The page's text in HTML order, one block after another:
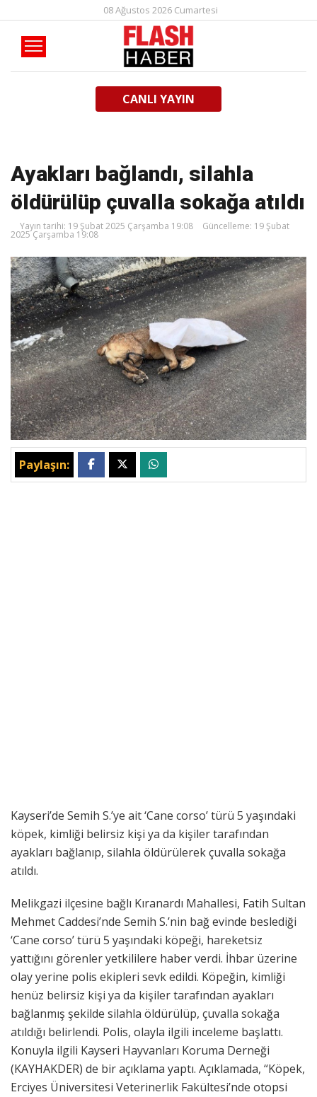
08 Ağustos 2026 Cumartesi
CANLI YAYIN
Ayakları bağlandı, silahla
öldürülüp çuvalla sokağa atıldı
Yayın tarihi: 19 Şubat 2025 Çarşamba 19:08 Güncelleme: 19 Şubat
2025 Çarşamba 19:08
Paylaşın:
Kayseri’de Semih S.’ye ait ‘Cane corso’ türü 5 yaşındaki
köpek, kimliği belirsiz kişi ya da kişiler tarafından
ayakları bağlanıp, silahla öldürülerek çuvalla sokağa
atıldı.
Melikgazi ilçesine bağlı Kıranardı Mahallesi, Fatih Sultan
Mehmet Caddesi’nde Semih S.’nin bağ evinde beslediği
‘Cane corso’ türü 5 yaşındaki köpeği, hareketsiz
yattığını görenler yetkililere haber verdi. İhbar üzerine
olay yerine polis ekipleri sevk edildi. Köpeğin, kimliği
henüz belirsiz kişi ya da kişiler tarafından ayakları
bağlanmış şekilde silahla öldürülüp, çuvalla sokağa
atıldığı belirlendi. Polis, olayla ilgili inceleme başlattı.
Konuyla ilgili Kayseri Hayvanları Koruma Derneği
(KAYHAKDER) de bir açıklama yaptı. Açıklamada, “Köpek,
Erciyes Üniversitesi Veterinerlik Fakültesi’nde otopsi